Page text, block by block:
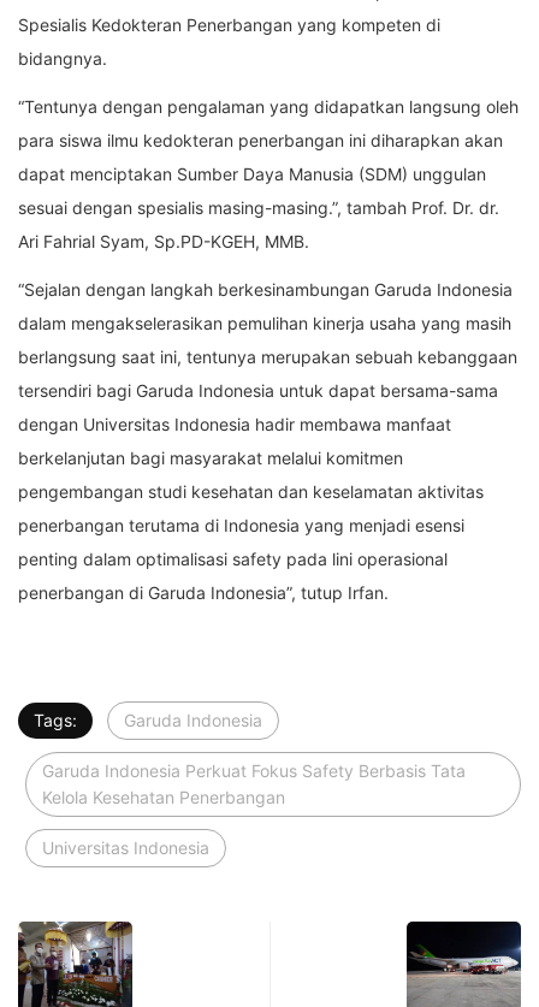
Spesialis Kedokteran Penerbangan yang kompeten di
bidangnya.
“Tentunya dengan pengalaman yang didapatkan langsung oleh
para siswa ilmu kedokteran penerbangan ini diharapkan akan
dapat menciptakan Sumber Daya Manusia (SDM) unggulan
sesuai dengan spesialis masing-masing.”, tambah Prof. Dr. dr.
Ari Fahrial Syam, Sp.PD-KGEH, MMB.
“Sejalan dengan langkah berkesinambungan Garuda Indonesia
dalam mengakselerasikan pemulihan kinerja usaha yang masih
berlangsung saat ini, tentunya merupakan sebuah kebanggaan
tersendiri bagi Garuda Indonesia untuk dapat bersama-sama
dengan Universitas Indonesia hadir membawa manfaat
berkelanjutan bagi masyarakat melalui komitmen
pengembangan studi kesehatan dan keselamatan aktivitas
penerbangan terutama di Indonesia yang menjadi esensi
penting dalam optimalisasi safety pada lini operasional
penerbangan di Garuda Indonesia”, tutup Irfan.
Tags: Garuda Indonesia
Garuda Indonesia Perkuat Fokus Safety Berbasis Tata
Kelola Kesehatan Penerbangan
Universitas Indonesia